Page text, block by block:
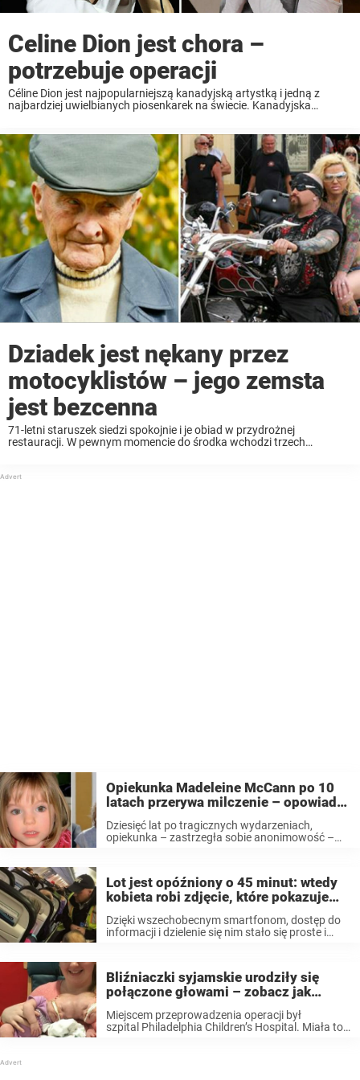
Celine Dion jest chora –
potrzebuje operacji
Céline Dion jest najpopularniejszą kanadyjską artystką i jedną z
najbardziej uwielbianych piosenkarek na świecie. Kanadyjska
„My Heart Will ...
Dziadek jest nękany przez
motocyklistów – jego zemsta
jest bezcenna
71-letni staruszek siedzi spokojnie i je obiad w przydrożnej
restauracji. W pewnym momencie do środka wchodzi trzech
...
Opiekunka Madeleine McCann po 10
latach przerywa milczenie – opowiada
Dziesięć lat po tragicznych wydarzeniach,
opiekunka – zastrzegła sobie anonimowość –
obserwacjami z tamtej nocy. W ...
Lot jest opóźniony o 45 minut: wtedy
kobieta robi zdjęcie, które pokazuje
Dzięki wszechobecnym smartfonom, dostęp do
informacji i dzielenie się nim stało się proste i
Bliźniaczki syjamskie urodziły się
połączone głowami – zobacz jak
Miejscem przeprowadzenia operacji był
szpital Philadelphia Children’s Hospital. Miała to